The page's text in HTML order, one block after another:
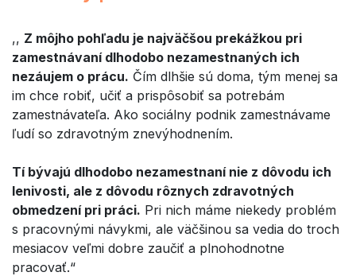
,, Z môjho pohľadu je najväčšou prekážkou pri
zamestnávaní dlhodobo nezamestnaných ich
nezáujem o prácu. Čím dlhšie sú doma, tým menej sa
im chce robiť, učiť a prispôsobiť sa potrebám
zamestnávateľa. Ako sociálny podnik zamestnávame
ľudí so zdravotným znevýhodnením.
Tí bývajú dlhodobo nezamestnaní nie z dôvodu ich
lenivosti, ale z dôvodu rôznych zdravotných
obmedzení pri práci. Pri nich máme niekedy problém
s pracovnými návykmi, ale väčšinou sa vedia do troch
mesiacov veľmi dobre zaučiť a plnohodnotne
pracovať.“